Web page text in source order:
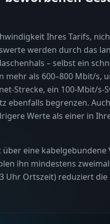
Ihres Tarifs,
werden durch das
– selbst ein
als 600–800 Mbit/s,
Strecke, ein 100-Mbit/
begrenzen.
Werte als einer in
eine
ihn mindestens
Uhr Ortszeit) reduziert